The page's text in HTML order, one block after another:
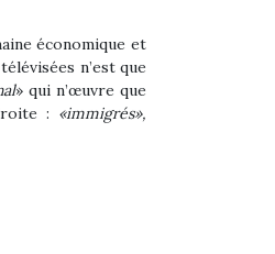
économique et
n’est que
» qui n’œuvre que
: «immigrés»,